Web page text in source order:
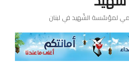
لمؤسّسة الشّهيد في لبنان